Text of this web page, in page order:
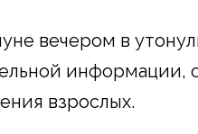
вечером в
информации,
взрослых.